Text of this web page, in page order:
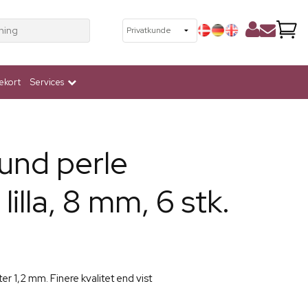
Services
perle
8 mm, 6 stk.
1,2 mm. Finere kvalitet end vist